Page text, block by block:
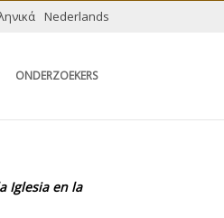
Nederlands
ONDERZOEKERS
Iglesia en la